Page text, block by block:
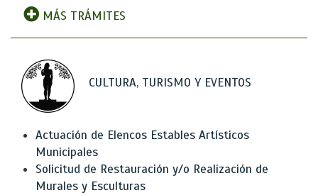
MÁS TRÁMITES
CULTURA, TURISMO Y EVENTOS
Actuación de Elencos Estables Artísticos
Municipales
Solicitud de Restauración y/o Realización de
Murales y Esculturas